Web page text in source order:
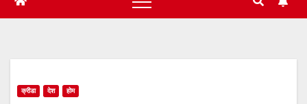
क्रीडा देश होम